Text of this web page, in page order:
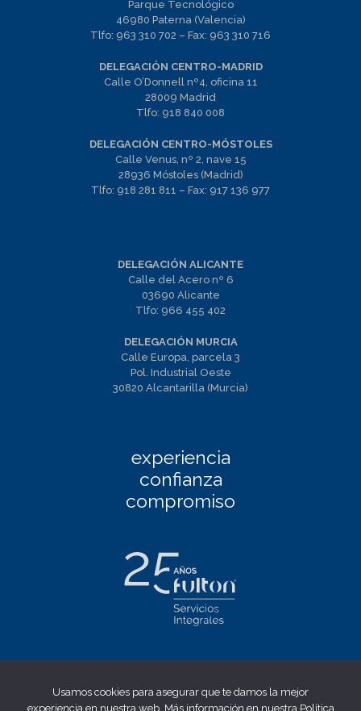
Parque Tecnológico
46980 Paterna (Valencia)
Tlfo: 963 310 702 – Fax: 963 310 716
DELEGACIÓN CENTRO-MADRID
Calle O’Donnell nº4, oficina 11
28009 Madrid
Tlfo: 918 840 008
DELEGACIÓN CENTRO-MÓSTOLES
Calle Venus, nº 2, nave 15
28936 Móstoles (Madrid)
Tlfo: 918 281 811 – Fax: 917 136 977
DELEGACIÓN ALICANTE
Calle del Acero nº 6
03690 Alicante
Tlfo: 966 455 402
DELEGACIÓN MURCIA
Calle Europa, parcela 3
Pol. Industrial Oeste
30820 Alcantarilla (Murcia)
experiencia
confianza
compromiso
Aviso Legal
Política de privacidad Política de cookies
Usamos cookies para asegurar que te damos la mejor
experiencia en nuestra web. Más información en nuestra Política